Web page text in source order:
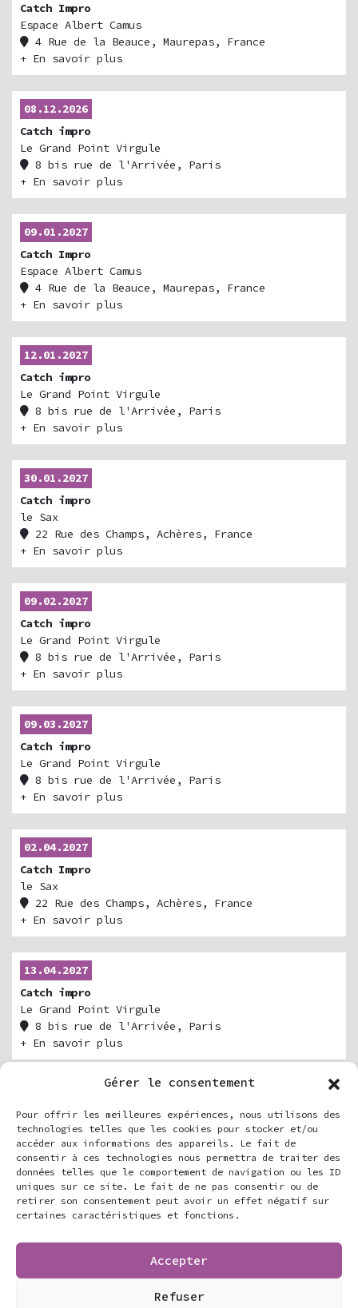
Gérer le consentement
Pour offrir les meilleures expériences, nous utilisons des
technologies telles que les cookies pour stocker et/ou
accéder aux informations des appareils. Le fait de
consentir à ces technologies nous permettra de traiter des
données telles que le comportement de navigation ou les ID
uniques sur ce site. Le fait de ne pas consentir ou de
retirer son consentement peut avoir un effet négatif sur
certaines caractéristiques et fonctions.
Accepter
Refuser
Catch Impro
Espace Albert Camus
4 Rue de la Beauce, Maurepas, France
+ En savoir plus
08.12.2026
Catch impro
Le Grand Point Virgule
8 bis rue de l'Arrivée, Paris
Billetterie
+ En savoir plus
09.01.2027
Catch Impro
Espace Albert Camus
4 Rue de la Beauce, Maurepas, France
+ En savoir plus
12.01.2027
Catch impro
Le Grand Point Virgule
8 bis rue de l'Arrivée, Paris
Billetterie
+ En savoir plus
30.01.2027
Catch impro
le Sax
22 Rue des Champs, Achères, France
+ En savoir plus
09.02.2027
Catch impro
Le Grand Point Virgule
8 bis rue de l'Arrivée, Paris
Billetterie
+ En savoir plus
09.03.2027
Catch impro
Le Grand Point Virgule
8 bis rue de l'Arrivée, Paris
Billetterie
+ En savoir plus
02.04.2027
Catch Impro
le Sax
22 Rue des Champs, Achères, France
+ En savoir plus
13.04.2027
Catch impro
Le Grand Point Virgule
8 bis rue de l'Arrivée, Paris
Billetterie
+ En savoir plus
Catch Impro
Espace Albert Camus
4 Rue de la Beauce, Maurepas, France
+ En savoir plus
11.05.2027
Le Grand Point Virgule
8 bis rue de l'Arrivée, Paris